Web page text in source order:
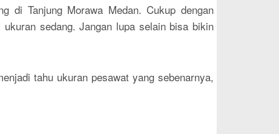
di Tanjung Morawa Medan. Cukup dengan
sedang. Jangan lupa selain bisa bikin
tahu ukuran pesawat yang sebenarnya,